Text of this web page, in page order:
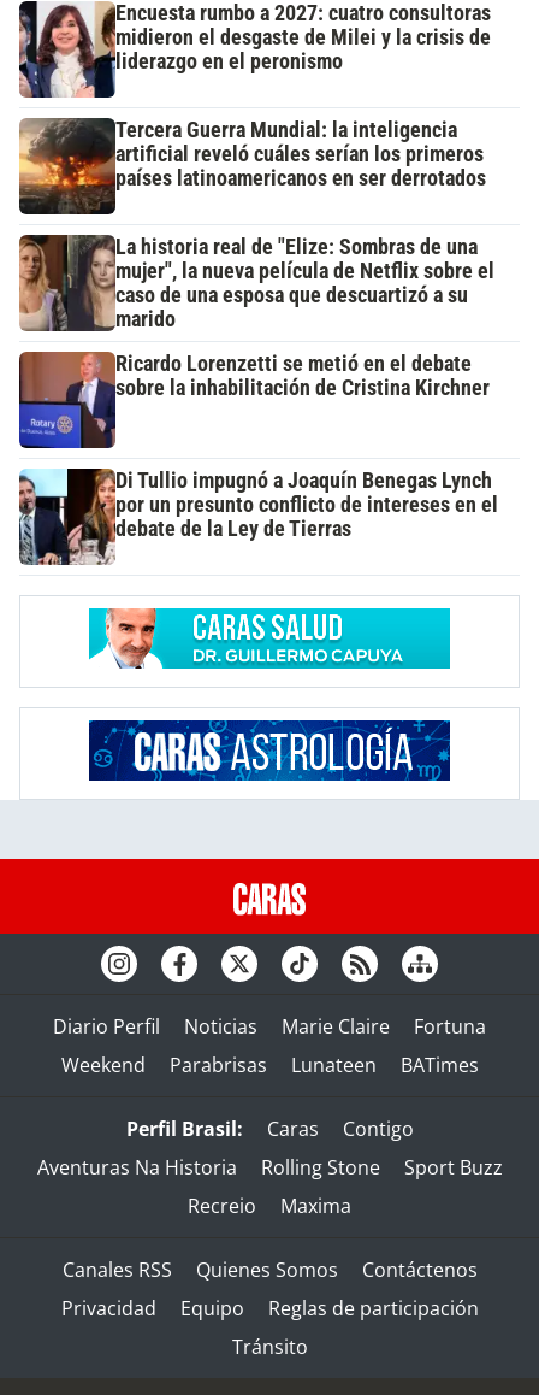
Encuesta rumbo a 2027: cuatro consultoras
midieron el desgaste de Milei y la crisis de
liderazgo en el peronismo
Tercera Guerra Mundial: la inteligencia
artificial reveló cuáles serían los primeros
países latinoamericanos en ser derrotados
La historia real de "Elize: Sombras de una
mujer", la nueva película de Netflix sobre el
caso de una esposa que descuartizó a su
marido
Ricardo Lorenzetti se metió en el debate
sobre la inhabilitación de Cristina Kirchner
Di Tullio impugnó a Joaquín Benegas Lynch
por un presunto conflicto de intereses en el
debate de la Ley de Tierras
Diario Perfil Noticias Marie Claire
Fortuna
Weekend
Parabrisas Lunateen BATimes
Perfil Brasil: Caras
Contigo
Aventuras Na Historia
Rolling Stone
Sport Buzz
Recreio
Maxima
Canales RSS Quienes Somos
Contáctenos
Privacidad
Equipo
Reglas de participación
Tránsito